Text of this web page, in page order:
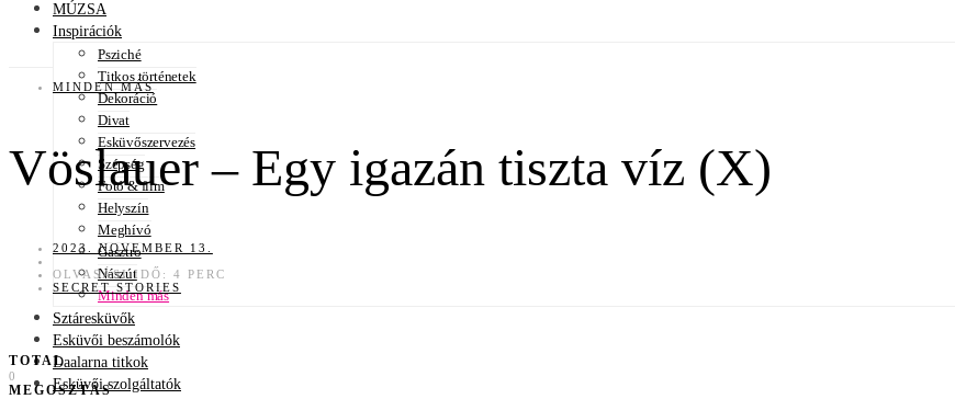
MÚZSA
Inspirációk
Psziché
Titkos történetek
Dekoráció
Divat
Esküvőszervezés
Szépség
Fotó & film
Helyszín
Meghívó
Gasztro
Nászút
Minden más
Sztáresküvők
Esküvői beszámolók
Daalarna titkok
Esküvői szolgáltatók
MINDEN MÁS
Vöslauer – Egy igazán tiszta víz (X)
2023. NOVEMBER 13.
OLVASÁSI IDŐ: 4 PERC
SECRET STORIES
TOTAL
0
MEGOSZTÁS